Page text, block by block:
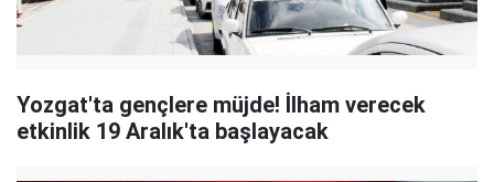
Yozgat'ta gençlere müjde! İlham verecek
etkinlik 19 Aralık'ta başlayacak